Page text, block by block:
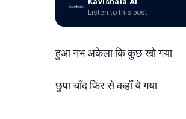
Listen to this post
हुआ नभ अकेला कि कुछ खो गया
छुपा चाँद फिर से कहाँ ये गया